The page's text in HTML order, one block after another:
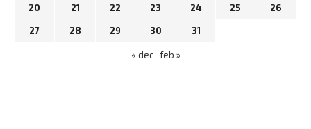
20 21 22 23 24 25 26
27 28 29 30 31
« dec feb »